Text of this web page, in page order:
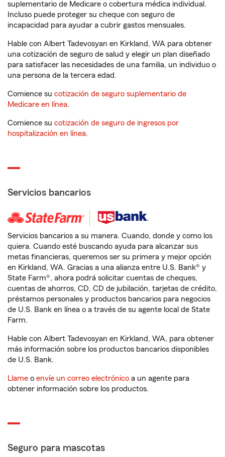
suplementario de Medicare o cobertura médica individual.
Incluso puede proteger su cheque con seguro de
incapacidad para ayudar a cubrir gastos mensuales.
Hable con Albert Tadevosyan en Kirkland, WA para obtener
una cotización de seguro de salud y elegir un plan diseñado
para satisfacer las necesidades de una familia, un individuo o
una persona de la tercera edad.
Comience su cotización de seguro suplementario de
Medicare en línea.
Comience su cotización de seguro de ingresos por
hospitalización en línea.
Servicios bancarios
Servicios bancarios a su manera. Cuando, donde y como los
quiera. Cuando esté buscando ayuda para alcanzar sus
metas financieras, queremos ser su primera y mejor opción
en Kirkland, WA. Gracias a una alianza entre U.S. Bank® y
State Farm®, ahora podrá solicitar cuentas de cheques,
cuentas de ahorros, CD, CD de jubilación, tarjetas de crédito,
préstamos personales y productos bancarios para negocios
de U.S. Bank en línea o a través de su agente local de State
Farm.
Hable con Albert Tadevosyan en Kirkland, WA, para obtener
más información sobre los productos bancarios disponibles
de U.S. Bank.
Llame o envíe un correo electrónico a un agente para
obtener información sobre los productos.
Seguro para mascotas